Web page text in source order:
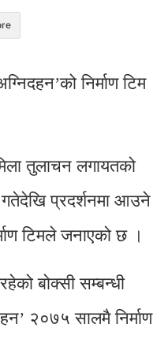
निर्माण टिम
तुलाचन लगायतको
गतेदेखि प्रदर्शनमा आउने
टिमले जनाएको छ ।
बोक्सी सम्बन्धी
२०७५ सालमै निर्माण